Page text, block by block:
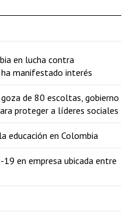
en lucha contra
manifestado interés
de 80 escoltas, gobierno
proteger a líderes sociales
educación en Colombia
en empresa ubicada entre